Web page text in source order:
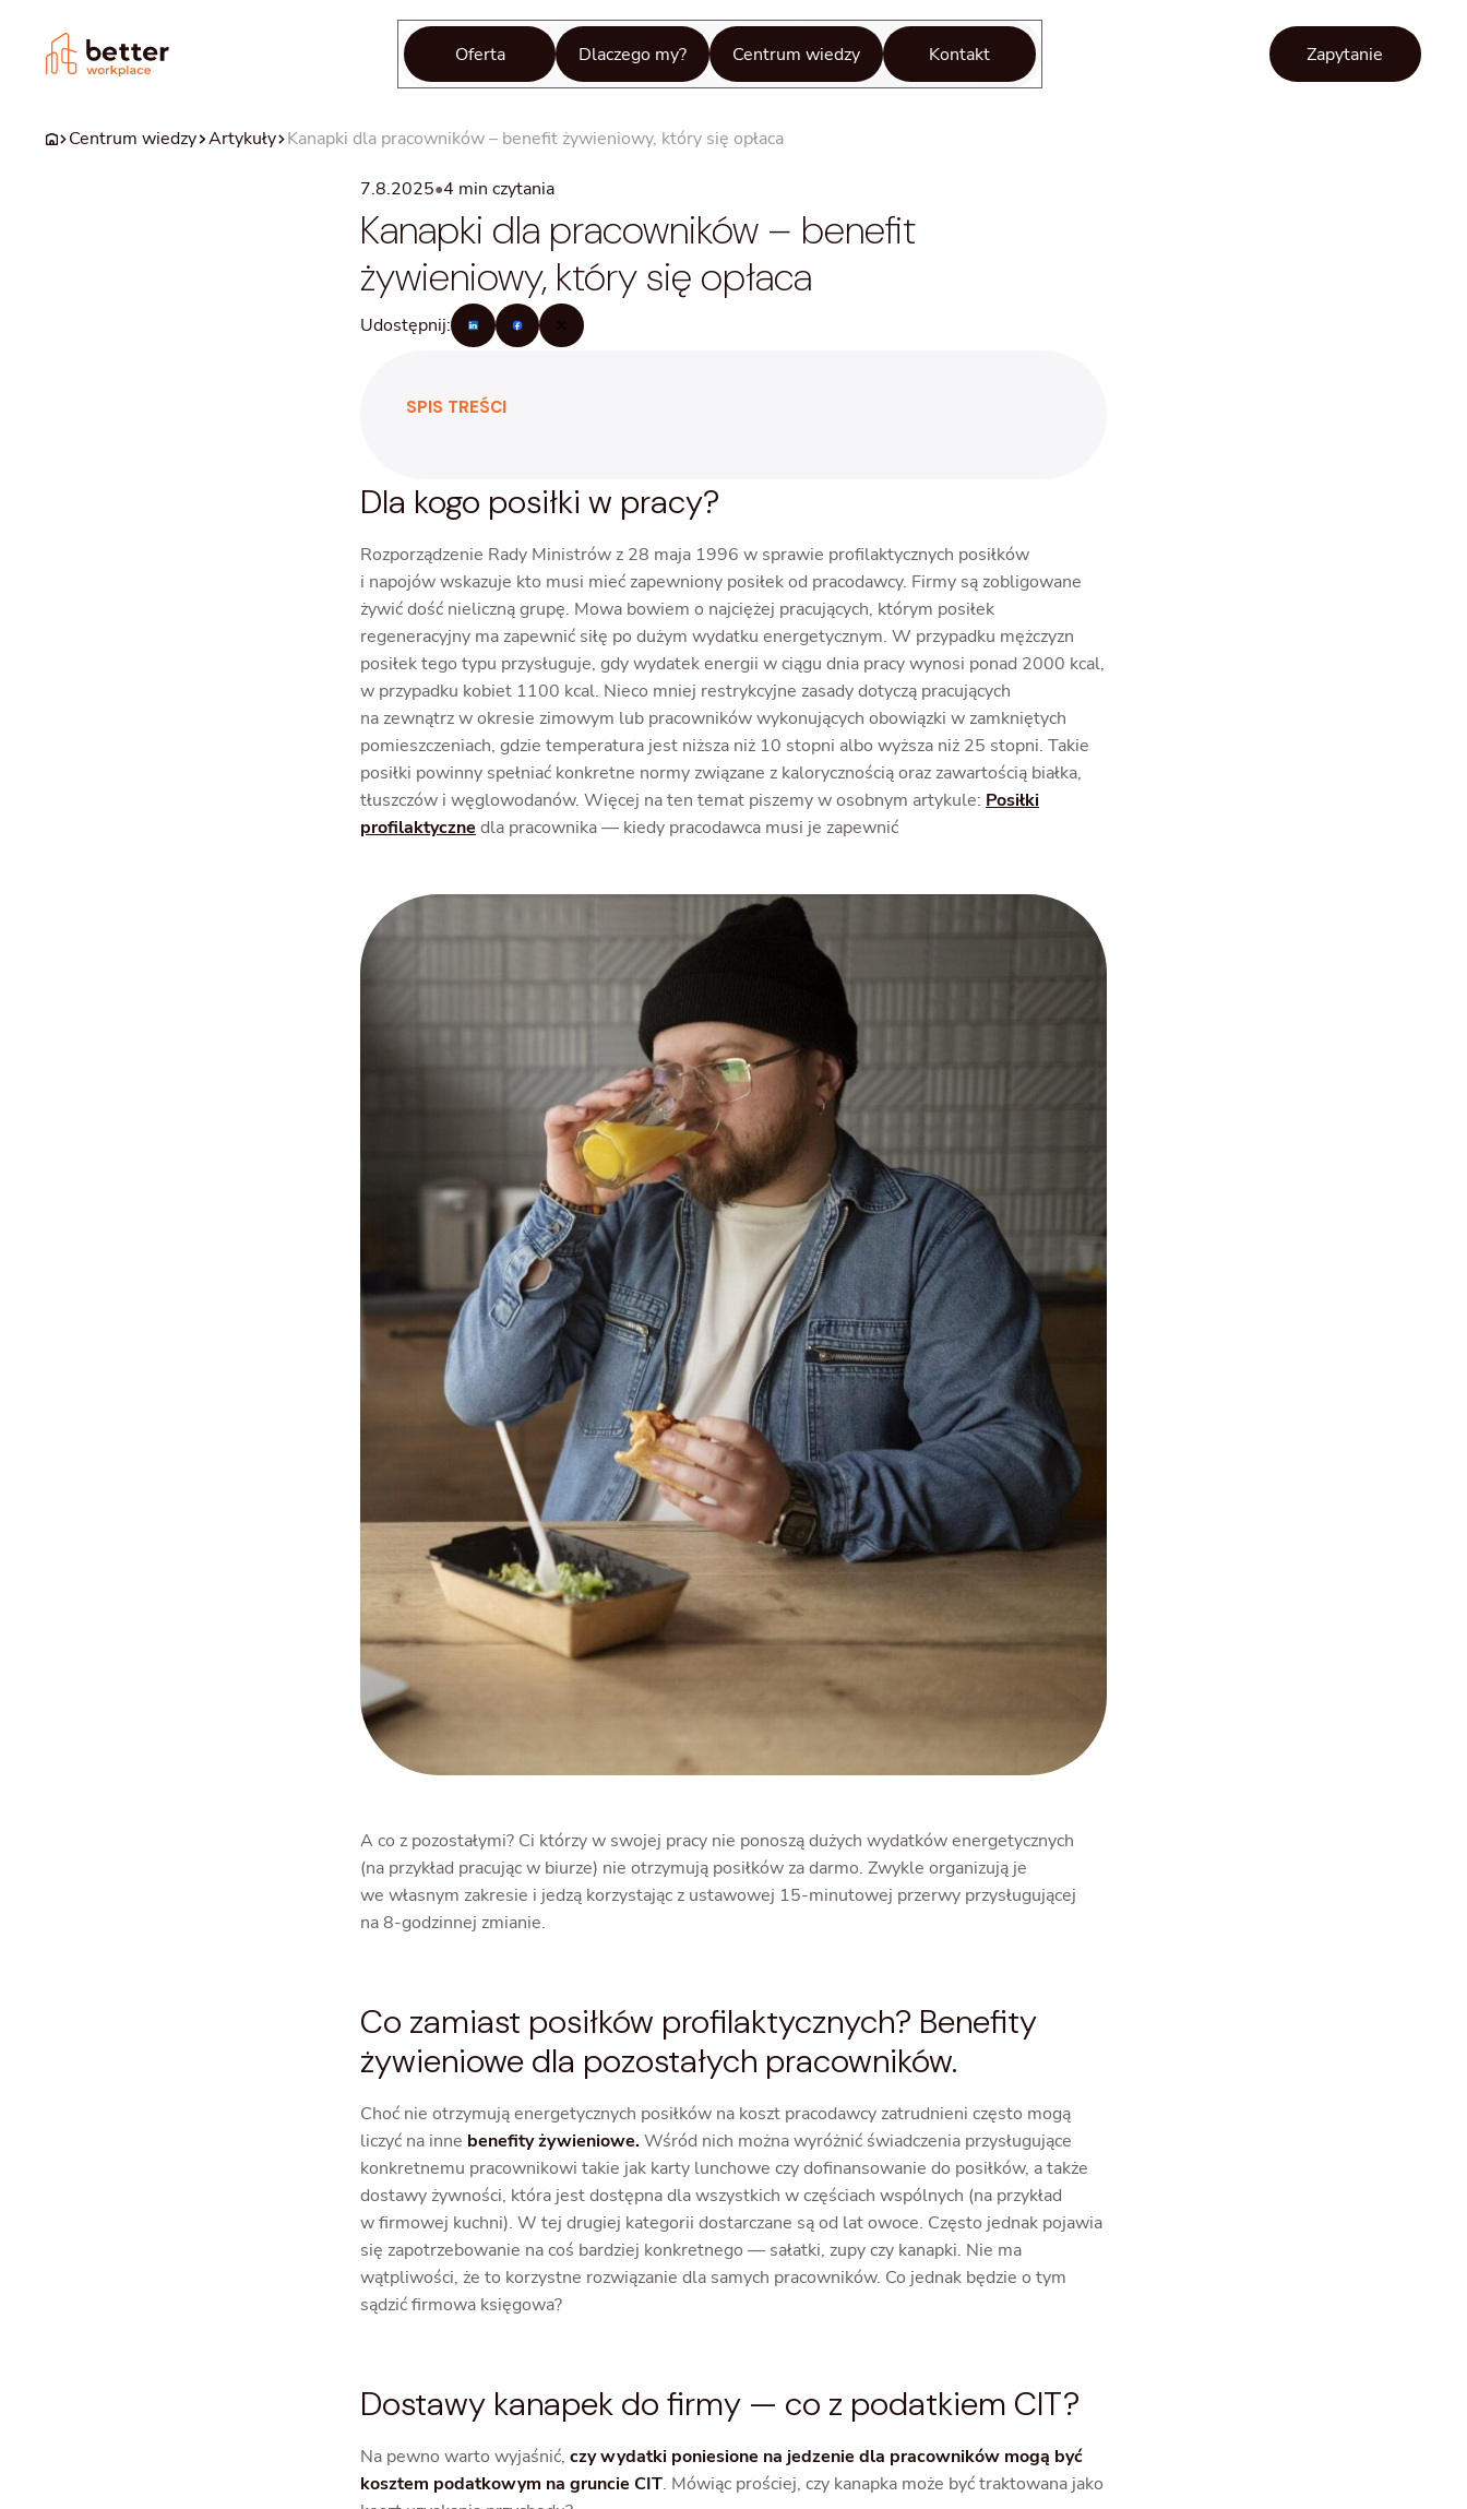
Oferta Dlaczego my? Centrum wiedzy Kontakt Zapytanie
Centrum wiedzy Artykuły Kanapki dla pracowników – benefit żywieniowy, który się opłaca
7.8.2025•4 min czytania
Kanapki dla pracowników – benefit
żywieniowy, który się opłaca
Udostępnij:
SPIS TREŚCI
Dla kogo posiłki w pracy?
Rozporządzenie Rady Ministrów z 28 maja 1996 w sprawie profilaktycznych posiłków
i napojów wskazuje kto musi mieć zapewniony posiłek od pracodawcy. Firmy są zobligowane
żywić dość nieliczną grupę. Mowa bowiem o najciężej pracujących, którym posiłek
regeneracyjny ma zapewnić siłę po dużym wydatku energetycznym. W przypadku mężczyzn
posiłek tego typu przysługuje, gdy wydatek energii w ciągu dnia pracy wynosi ponad 2000 kcal,
w przypadku kobiet 1100 kcal. Nieco mniej restrykcyjne zasady dotyczą pracujących
na zewnątrz w okresie zimowym lub pracowników wykonujących obowiązki w zamkniętych
pomieszczeniach, gdzie temperatura jest niższa niż 10 stopni albo wyższa niż 25 stopni. Takie
posiłki powinny spełniać konkretne normy związane z kalorycznością oraz zawartością białka,
tłuszczów i węglowodanów. Więcej na ten temat piszemy w osobnym artykule: Posiłki
profilaktyczne dla pracownika — kiedy pracodawca musi je zapewnić
A co z pozostałymi? Ci którzy w swojej pracy nie ponoszą dużych wydatków energetycznych
(na przykład pracując w biurze) nie otrzymują posiłków za darmo. Zwykle organizują je
we własnym zakresie i jedzą korzystając z ustawowej 15-minutowej przerwy przysługującej
na 8-godzinnej zmianie.
Co zamiast posiłków profilaktycznych? Benefity
żywieniowe dla pozostałych pracowników.
Choć nie otrzymują energetycznych posiłków na koszt pracodawcy zatrudnieni często mogą
liczyć na inne benefity żywieniowe.Wśród nich można wyróżnić świadczenia przysługujące
konkretnemu pracownikowi takie jak karty lunchowe czy dofinansowanie do posiłków, a także
dostawy żywności, która jest dostępna dla wszystkich w częściach wspólnych (na przykład
w firmowej kuchni). W tej drugiej kategorii dostarczane są od lat owoce. Często jednak pojawia
się zapotrzebowanie na coś bardziej konkretnego — sałatki, zupy czy kanapki. Nie ma
wątpliwości, że to korzystne rozwiązanie dla samych pracowników. Co jednak będzie o tym
sądzić firmowa księgowa?
Dostawy kanapek do firmy — co z podatkiem CIT?
Na pewno warto wyjaśnić, czy wydatki poniesione na jedzenie dla pracowników mogą być
kosztem podatkowym na gruncie CIT. Mówiąc prościej, czy kanapka może być traktowana jako